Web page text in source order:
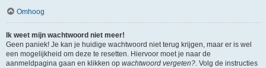
Omhoog
Ik weet mijn wachtwoord niet meer!
Geen paniek! Je kan je huidige wachtwoord niet terug krijgen, maar er is wel
een mogelijkheid om deze te resetten. Hiervoor moet je naar de
aanmeldpagina gaan en klikken op wachtwoord vergeten?. Volg de instructies